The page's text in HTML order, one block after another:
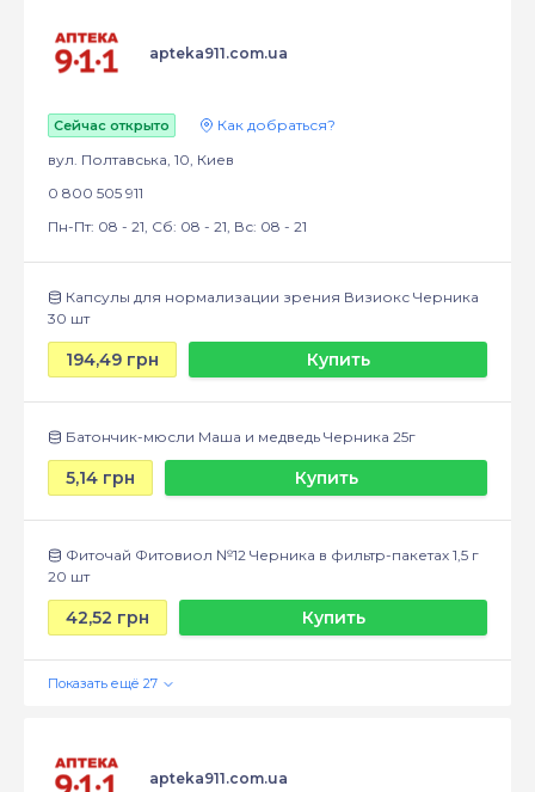
apteka911.com.ua
Сейчас открыто
Как добраться?
вул. Полтавська, 10, Киев
0 800 505 911
Пн-Пт: 08 - 21, Сб: 08 - 21, Вс: 08 - 21
Капсулы для нормализации зрения Визиокс Черника
30 шт
194,49 грн Купить
Батончик-мюсли Маша и медведь Черника 25г
5,14 грн Купить
Фиточай Фитовиол №12 Черника в фильтр-пакетах 1,5 г
20 шт
42,52 грн Купить
apteka911.com.ua